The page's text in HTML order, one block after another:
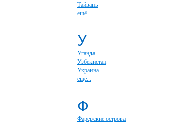
Тайвань
ещё...
У
Уганда
Узбекистан
Украина
ещё...
Ф
Фарерские острова